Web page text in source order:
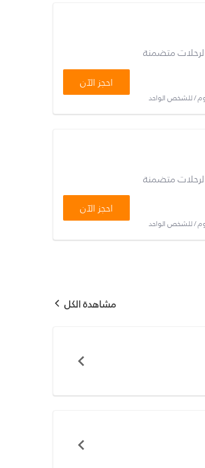
متضمنة
/ للشخص الواحد
احجز الآن
متضمنة
/ للشخص الواحد
احجز الآن
مشاهدة الكل